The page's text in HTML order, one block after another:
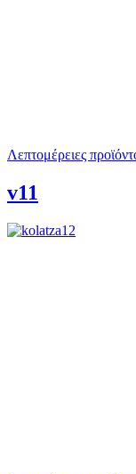
Λεπτομέρειες
v11